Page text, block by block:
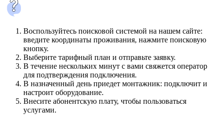
Воспользуйтесь поисковой системой на нашем сайте:
введите координаты проживания, нажмите поисковую
кнопку.
Выберите тарифный план и отправьте заявку.
В течение нескольких минут с вами свяжется оператор
для подтверждения подключения.
В назначенный день приедет монтажник: подключит и
настроит оборудование.
Внесите абонентскую плату, чтобы пользоваться
услугами.